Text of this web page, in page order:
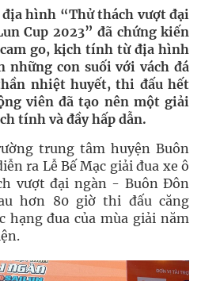
địa hình “Thử thách vượt đại
Cup 2023” đã chứng kiến
go, kịch tính từ địa hình
con suối với vách đá
nhiệt huyết, thi đấu hết
viên đã tạo nên một giải
tính và đầy hấp dẫn.
trung tâm huyện Buôn
ra Lễ Bế Mạc giải đua xe ô
vượt đại ngàn - Buôn Đôn
hơn 80 giờ thi đấu căng
hạng đua của mùa giải năm